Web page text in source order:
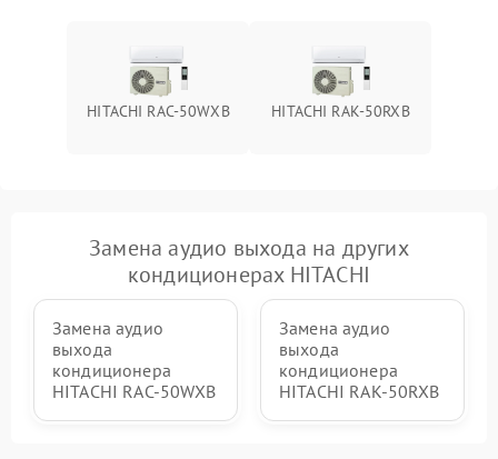
HITACHI RAC-50WXB HITACHI RAK-50RXB
Замена аудио выхода на других
кондиционерах HITACHI
Замена аудио
выхода
кондиционера
HITACHI RAC-50WXB
Замена аудио
выхода
кондиционера
HITACHI RAK-50RXB